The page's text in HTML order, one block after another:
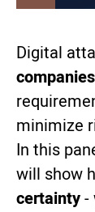
Digital
companies
minimize
In this
will show
certainty-